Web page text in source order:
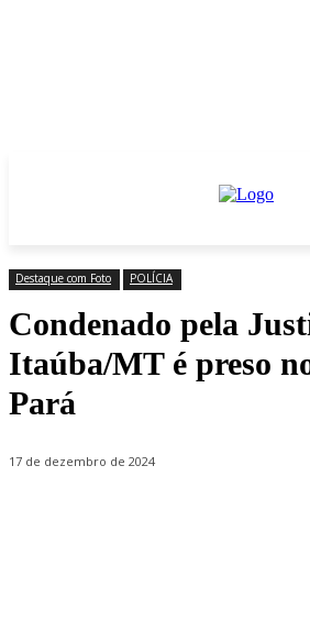
Destaque com Foto POLÍCIA
Condenado pela
Itaúba/MT é preso
Pará
17 de dezembro de 2024